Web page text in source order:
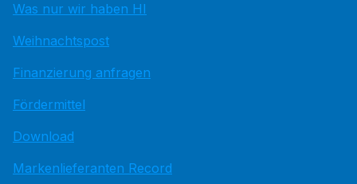
Was nur wir haben HI
Weihnachtspost
Finanzierung anfragen
Fördermittel
Download
Markenlieferanten Record